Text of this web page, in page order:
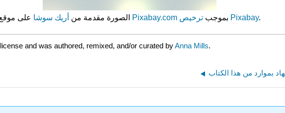
الصورة مقدمة من أريك سوشا Pixabay.com بموجب ترخيص Pixabay.
license and was authored, remixed, and/or curated byAnna Mills.
بموارد من هذا الكتاب